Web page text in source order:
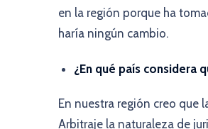
en la región porque ha
haría ningún cambio.
¿En qué país considera
En nuestra región creo que
Arbitraje la naturaleza de